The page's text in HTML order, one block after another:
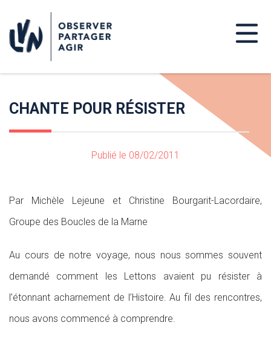
CHANTE POUR RÉSISTER
Publié le 08/02/2011
Par Michèle Lejeune et Christine Bourgarit-Lacordaire,
Groupe des Boucles de la Marne
Au cours de notre voyage, nous nous sommes souvent
demandé comment les Lettons avaient pu résister à
l’étonnant acharnement de l’Histoire. Au fil des rencontres,
nous avons commencé à comprendre.